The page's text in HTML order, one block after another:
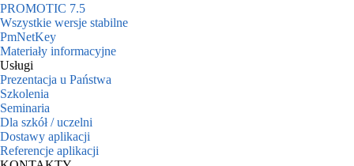
PROMOTIC 7.5
Wszystkie wersje stabilne
PmNetKey
Materiały informacyjne
Usługi
Prezentacja u Państwa
Szkolenia
Seminaria
Dla szkół / uczelni
Dostawy aplikacji
Referencje aplikacji